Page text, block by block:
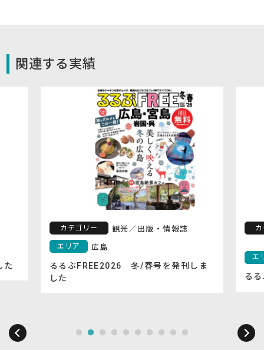
関連する実績
た
カテゴリー 観光 ／ 出版・情報誌
エリア 広島
るるぶFREE2026 冬/春号を発刊しま
した
エ
る